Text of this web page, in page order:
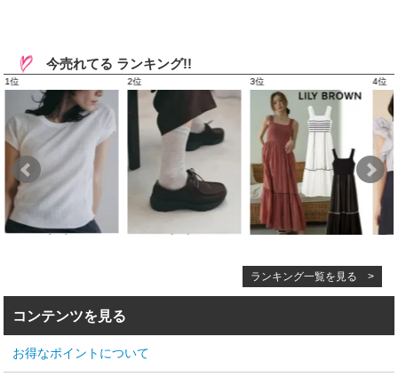
今売れてる ランキング!!
ランキング一覧を見る >
コンテンツを見る
お得なポイントについて